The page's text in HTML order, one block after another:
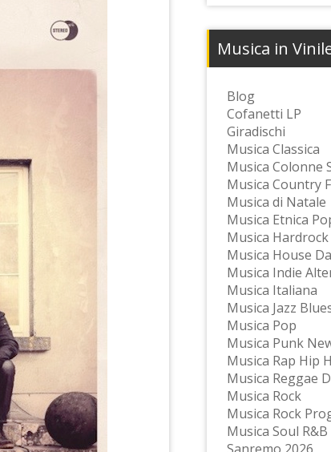
Musica in
Blog
Cofanetti LP
Giradischi
Musica Classica
Musica Colonne
Musica Country
Musica di Natale
Musica Etnica
Musica
Musica House
Musica Indie
Musica Italiana
Musica Jazz
Musica Pop
Musica Punk
Musica Rap Hip
Musica Reggae
Musica Rock
Musica Rock
Musica Soul R&B